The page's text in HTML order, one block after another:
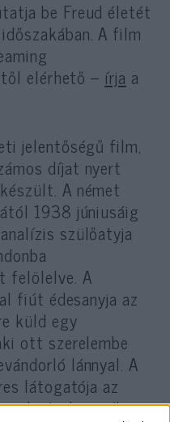
be Freud életét
A film
elérhető – írja a
jelentőségű film,
díjat nyert
A német
1938 júniusáig
szülőatyja
felölelve. A
fiút édesanyja az
küld egy
ott szerelembe
lánnyal. A
látogatója az
ügyében.